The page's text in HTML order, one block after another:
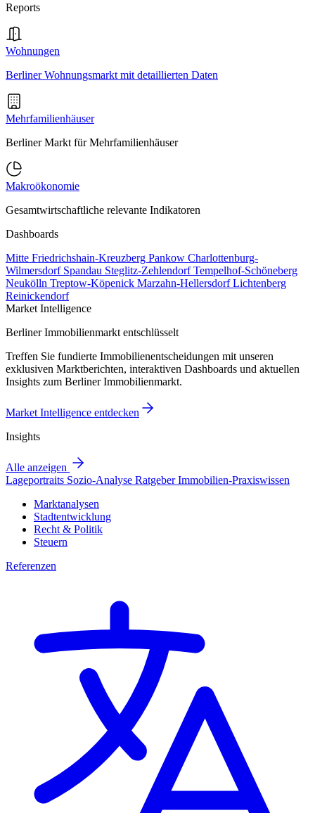
Reports
Wohnungen
Berliner Wohnungsmarkt mit detaillierten Daten
Mehrfamilienhäuser
Berliner Markt für Mehrfamilienhäuser
Makroökonomie
Gesamtwirtschaftliche relevante Indikatoren
Dashboards
Mitte Friedrichshain-Kreuzberg Pankow Charlottenburg-
Wilmersdorf Spandau Steglitz-ZehlendorfTempelhof-Schöneberg
Neukölln Treptow-Köpenick Marzahn-HellersdorfLichtenberg
Reinickendorf
Market Intelligence
Berliner Immobilienmarkt entschlüsselt
Treffen Sie fundierte Immobilienentscheidungen mit unseren
exklusiven Marktberichten, interaktiven Dashboards und aktuellen
Insights zum Berliner Immobilienmarkt.
Market Intelligence entdecken
Insights
Alle anzeigen
Lageportraits Sozio-Analyse RatgeberImmobilien-Praxiswissen
Marktanalysen
Stadtentwicklung
Recht & Politik
Steuern
Referenzen